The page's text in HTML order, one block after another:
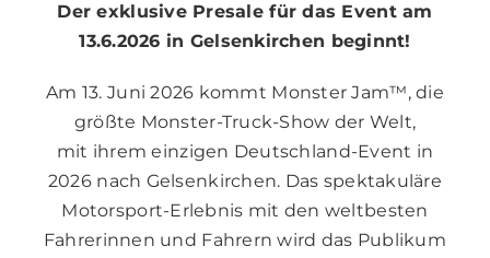
EN
Der exklusive Presale für das Event am
13.6.2026 in Gelsenkirchen beginnt!
Am 13. Juni 2026 kommt Monster Jam™, die
größte Monster-Truck-Show der Welt,
mit ihrem einzigen Deutschland-Event in
2026 nach Gelsenkirchen. Das spektakuläre
Motorsport-Erlebnis mit den weltbesten
Fahrerinnen und Fahrern wird das Publikum